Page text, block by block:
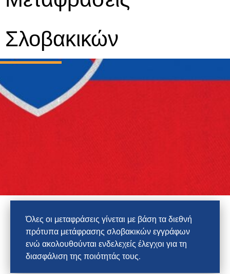
Σλοβακικών
Όλες οι μεταφράσεις γίνεται με βάση τα διεθνή
πρότυπα μετάφρασης σλοβακικών εγγράφων
ενώ ακολουθούνται ενδελεχείς έλεγχοι για τη
διασφάλιση της ποιότητάς τους.